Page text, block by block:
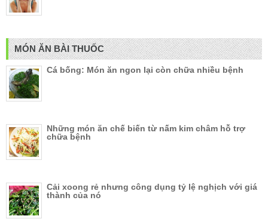
MÓN ĂN BÀI THUỐC
Cá bống: Món ăn ngon lại còn chữa nhiều bệnh
Những món ăn chế biến từ nấm kim châm hỗ trợ
chữa bệnh
Cải xoong rẻ nhưng công dụng tỷ lệ nghịch với giá
thành của nó